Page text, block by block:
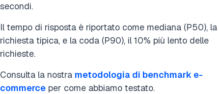
secondi.
Il tempo di risposta è riportato come mediana (P50), la
richiesta tipica, e la coda (P90), il 10% più lento delle
richieste.
Consulta la nostra metodologia di benchmark e-
commerce per come abbiamo testato.